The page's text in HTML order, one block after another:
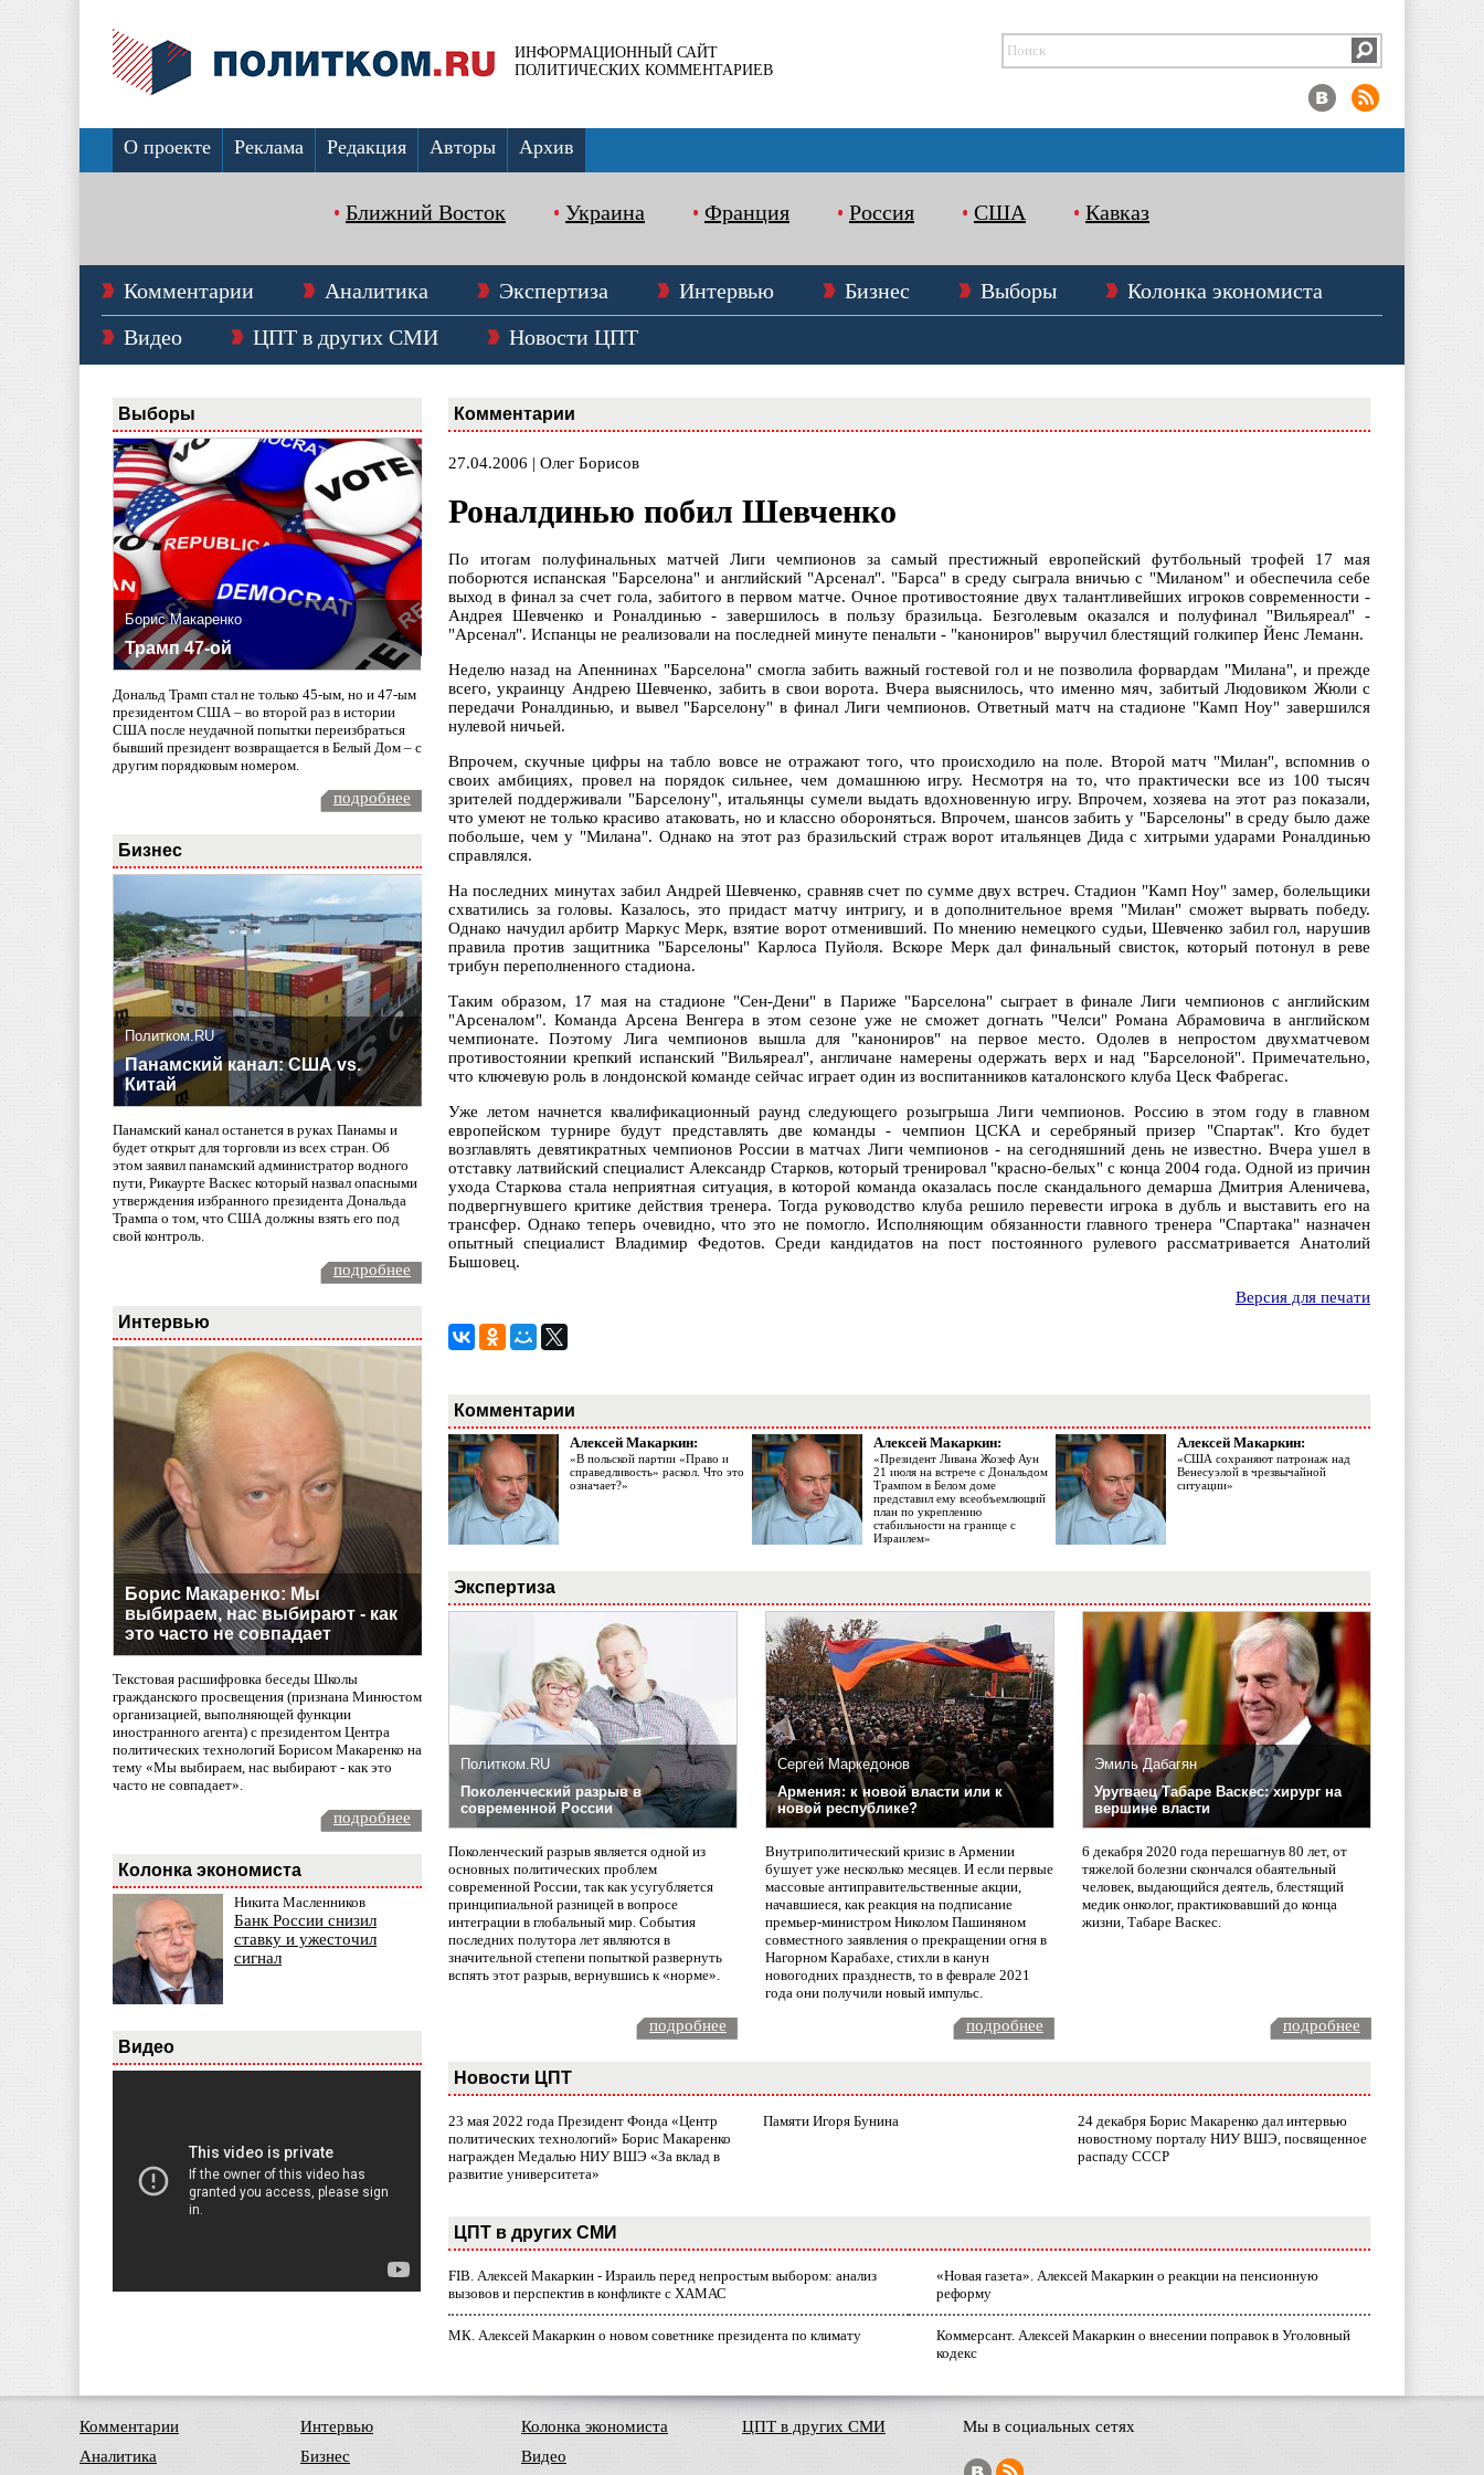
ИНФОРМАЦИОННЫЙ САЙТ
ПОЛИТИЧЕСКИХ КОММЕНТАРИЕВ
О проекте Реклама Редакция Авторы Архив
Ближний Восток Украина Франция Россия США Кавказ
Комментарии Аналитика Экспертиза Интервью Бизнес Выборы
Колонка экономиста
Видео
ЦПТ в других СМИ Новости ЦПТ
Выборы
Борис Макаренко
Трамп 47-ой
Дональд Трамп стал не только 45-ым, но и 47-ым
президентом США – во второй раз в истории
США после неудачной попытки переизбраться
бывший президент возвращается в Белый Дом – с
другим порядковым номером.
подробнее
Бизнес
Политком.RU
Панамский канал: США vs.
Китай
Панамский канал останется в руках Панамы и
будет открыт для торговли из всех стран. Об
этом заявил панамский администратор водного
пути, Рикаурте Васкес который назвал опасными
утверждения избранного президента Дональда
Трампа о том, что США должны взять его под
свой контроль.
подробнее
Интервью
Борис Макаренко: Мы
выбираем, нас выбирают - как
это часто не совпадает
Текстовая расшифровка беседы Школы
гражданского просвещения (признана Минюстом
организацией, выполняющей функции
иностранного агента) с президентом Центра
политических технологий Борисом Макаренко на
тему «Мы выбираем, нас выбирают - как это
часто не совпадает».
подробнее
Колонка экономиста
Никита Масленников
Банк России снизил
ставку и ужесточил
сигнал
Видео
Комментарии
27.04.2006 | Олег Борисов
Роналдинью побил Шевченко
По итогам полуфинальных матчей Лиги чемпионов за самый престижный европейский футбольный трофей 17 мая
поборются испанская "Барселона" и английский "Арсенал". "Барса" в среду сыграла вничью с "Миланом" и обеспечила себе
выход в финал за счет гола, забитого в первом матче. Очное противостояние двух талантливейших игроков современности -
Андрея Шевченко и Роналдинью - завершилось в пользу бразильца. Безголевым оказался и полуфинал "Вильяреал" -
"Арсенал". Испанцы не реализовали на последней минуте пенальти - "канониров" выручил блестящий голкипер Йенс Леманн.
Неделю назад на Апеннинах "Барселона" смогла забить важный гостевой гол и не позволила форвардам "Милана", и прежде
всего, украинцу Андрею Шевченко, забить в свои ворота. Вчера выяснилось, что именно мяч, забитый Людовиком Жюли с
передачи Роналдинью, и вывел "Барселону" в финал Лиги чемпионов. Ответный матч на стадионе "Камп Ноу" завершился
нулевой ничьей.
Впрочем, скучные цифры на табло вовсе не отражают того, что происходило на поле. Второй матч "Милан", вспомнив о
своих амбициях, провел на порядок сильнее, чем домашнюю игру. Несмотря на то, что практически все из 100 тысяч
зрителей поддерживали "Барселону", итальянцы сумели выдать вдохновенную игру. Впрочем, хозяева на этот раз показали,
что умеют не только красиво атаковать, но и классно обороняться. Впрочем, шансов забить у "Барселоны" в среду было даже
побольше, чем у "Милана". Однако на этот раз бразильский страж ворот итальянцев Дида с хитрыми ударами Роналдинью
справлялся.
На последних минутах забил Андрей Шевченко, сравняв счет по сумме двух встреч. Стадион "Камп Ноу" замер, болельщики
схватились за головы. Казалось, это придаст матчу интригу, и в дополнительное время "Милан" сможет вырвать победу.
Однако начудил арбитр Маркус Мерк, взятие ворот отменивший. По мнению немецкого судьи, Шевченко забил гол, нарушив
правила против защитника "Барселоны" Карлоса Пуйоля. Вскоре Мерк дал финальный свисток, который потонул в реве
трибун переполненного стадиона.
Таким образом, 17 мая на стадионе "Сен-Дени" в Париже "Барселона" сыграет в финале Лиги чемпионов с английским
"Арсеналом". Команда Арсена Венгера в этом сезоне уже не сможет догнать "Челси" Романа Абрамовича в английском
чемпионате. Поэтому Лига чемпионов вышла для "канониров" на первое место. Одолев в непростом двухматчевом
противостоянии крепкий испанский "Вильяреал", англичане намерены одержать верх и над "Барселоной". Примечательно,
что ключевую роль в лондонской команде сейчас играет один из воспитанников каталонского клуба Цеск Фабрегас.
Уже летом начнется квалификационный раунд следующего розыгрыша Лиги чемпионов. Россию в этом году в главном
европейском турнире будут представлять две команды - чемпион ЦСКА и серебряный призер "Спартак". Кто будет
возглавлять девятикратных чемпионов России в матчах Лиги чемпионов - на сегодняшний день не известно. Вчера ушел в
отставку латвийский специалист Александр Старков, который тренировал "красно-белых" с конца 2004 года. Одной из причин
ухода Старкова стала неприятная ситуация, в которой команда оказалась после скандального демарша Дмитрия Аленичева,
подвергнувшего критике действия тренера. Тогда руководство клуба решило перевести игрока в дубль и выставить его на
трансфер. Однако теперь очевидно, что это не помогло. Исполняющим обязанности главного тренера "Спартака" назначен
опытный специалист Владимир Федотов. Среди кандидатов на пост постоянного рулевого рассматривается Анатолий
Бышовец.
Версия для печати
Комментарии
Алексей Макаркин:
«В польской партии «Право и
справедливость» раскол. Что это
означает?»
Алексей Макаркин:
«Президент Ливана Жозеф Аун
21 июля на встрече с Дональдом
Трампом в Белом доме
представил ему всеобъемлющий
план по укреплению
стабильности на границе с
Израилем»
Алексей Макаркин:
«США сохраняют патронаж над
Венесуэлой в чрезвычайной
ситуации»
Экспертиза
Политком.RU
Поколенческий разрыв в
современной России
Поколенческий разрыв является одной из
основных политических проблем
современной России, так как усугубляется
принципиальной разницей в вопросе
интеграции в глобальный мир. События
последних полутора лет являются в
значительной степени попыткой развернуть
вспять этот разрыв, вернувшись к «норме».
Сергей Маркедонов
Армения: к новой власти или к
новой республике?
Внутриполитический кризис в Армении
бушует уже несколько месяцев. И если первые
массовые антиправительственные акции,
начавшиеся, как реакция на подписание
премьер-министром Николом Пашиняном
совместного заявления о прекращении огня в
Нагорном Карабахе, стихли в канун
новогодних празднеств, то в феврале 2021
года они получили новый импульс.
Эмиль Дабагян
Уругваец Табаре Васкес: хирург на
вершине власти
6 декабря 2020 года перешагнув 80 лет, от
тяжелой болезни скончался обаятельный
человек, выдающийся деятель, блестящий
медик онколог, практиковавший до конца
жизни, Табаре Васкес.
подробнее подробнее подробнее
Новости ЦПТ
23 мая 2022 года Президент Фонда «Центр
политических технологий» Борис Макаренко
награжден Медалью НИУ ВШЭ «За вклад в
развитие университета»
Памяти Игоря Бунина
24 декабря Борис Макаренко дал интервью
новостному порталу НИУ ВШЭ, посвященное
распаду СССР
ЦПТ в других СМИ
FIB. Алексей Макаркин - Израиль перед непростым выбором: анализ
вызовов и перспектив в конфликте с ХАМАС
«Новая газета». Алексей Макаркин о реакции на пенсионную
реформу
МК. Алексей Макаркин о новом советнике президента по климату
Коммерсант. Алексей Макаркин о внесении поправок в Уголовный
кодекс
Комментарии
Аналитика
Интервью
Бизнес
Колонка экономиста
Видео
ЦПТ в других СМИ Мы в социальных сетях